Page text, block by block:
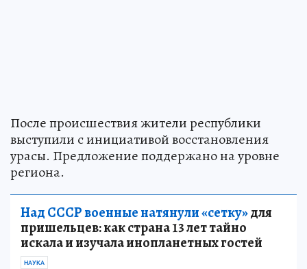
После происшествия жители республики
выступили с инициативой восстановления
урасы. Предложение поддержано на уровне
региона.
Над СССР военные натянули «сетку»для
пришельцев: как страна 13 лет тайно
искала и изучала инопланетных гостей
НАУКА